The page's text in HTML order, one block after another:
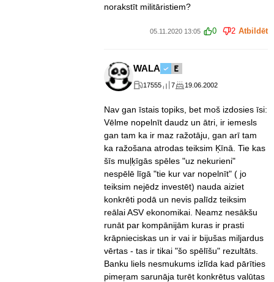
norakstīt militāristiem?
05.11.2020 13:05 0 2 Atbildēt
WALA
17555 7 19.06.2002
Nav gan īstais topiks, bet moš izdosies īsi:
Vēlme nopelnīt daudz un ātri, ir iemesls
gan tam ka ir maz ražotāju, gan arī tam
ka ražošana atrodas teiksim Ķīnā. Tie kas
šīs muļķīgās spēles "uz nekurieni"
nespēlē līgā "tie kur var nopelnīt" ( jo
teiksim nejēdz investēt) nauda aiziet
konkrēti podā un nevis palīdz teiksim
reālai ASV ekonomikai. Neamz nesākšu
runāt par kompānijām kuras ir prasti
krāpnieciskas un ir vai ir bijušas miljardus
vērtas - tas ir tikai "šo spēlīšu" rezultāts.
Banku liels nesmukums izlīda kad pārīties
pimeŗam sarunāja turēt konkrētus valūtas